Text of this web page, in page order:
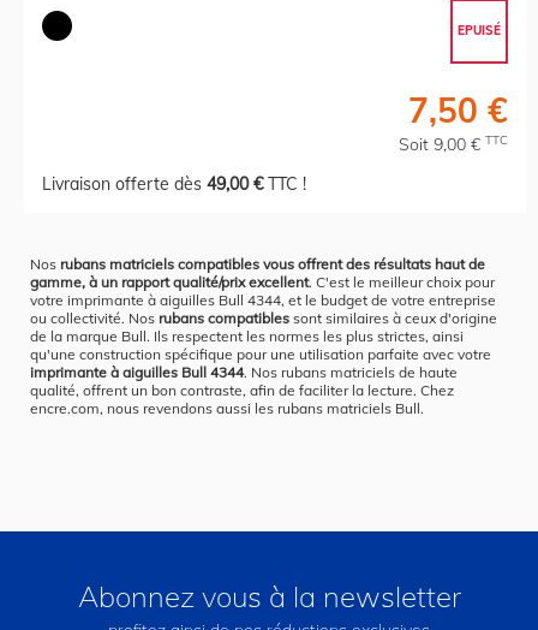
EPUISÉ
7,50 €
Soit 9,00 € TTC
Livraison offerte dès 49,00 €TTC !
Nos rubans matriciels compatibles vous offrent des résultats haut de
gamme, à un rapport qualité/prix excellent. C'est le meilleur choix pour
votre imprimante à aiguilles Bull 4344, et le budget de votre entreprise
ou collectivité. Nos rubans compatibles sont similaires à ceux d'origine
de la marque Bull. Ils respectent les normes les plus strictes, ainsi
qu'une construction spécifique pour une utilisation parfaite avec votre
imprimante à aiguilles Bull 4344. Nos rubans matriciels de haute
qualité, offrent un bon contraste, afin de faciliter la lecture. Chez
encre.com, nous revendons aussi les rubans matriciels Bull.
Abonnez vous à la newsletter